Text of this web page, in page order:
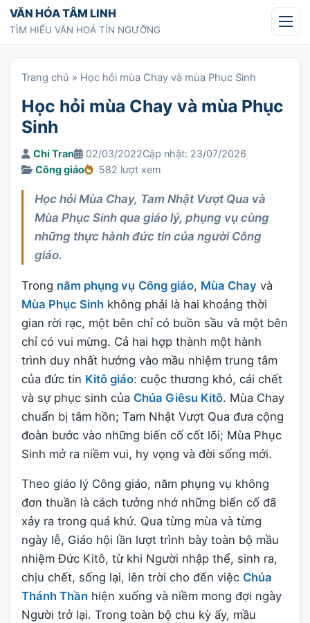
Chuyển tới nội dung
VĂN HÓA TÂM LINH
TÌM HIỂU VĂN HOÁ TÍN NGƯỠNG
Trang chủ » Học hỏi mùa Chay và mùa Phục Sinh
Học hỏi mùa Chay và mùa Phục
Sinh
Chi Tran 02/03/2022Cập nhật: 23/07/2026
Công giáo
582 lượt xem
Học hỏi Mùa Chay, Tam Nhật Vượt Qua và
Mùa Phục Sinh qua giáo lý, phụng vụ cùng
những thực hành đức tin của người Công
giáo.
Trong năm phụng vụ Công giáo, Mùa Chay và
Mùa Phục Sinh không phải là hai khoảng thời
gian rời rạc, một bên chỉ có buồn sầu và một bên
chỉ có vui mừng. Cả hai hợp thành một hành
trình duy nhất hướng vào mầu nhiệm trung tâm
của đức tin Kitô giáo: cuộc thương khó, cái chết
và sự phục sinh của Chúa Giêsu Kitô. Mùa Chay
chuẩn bị tâm hồn; Tam Nhật Vượt Qua đưa cộng
đoàn bước vào những biến cố cốt lõi; Mùa Phục
Sinh mở ra niềm vui, hy vọng và đời sống mới.
Theo giáo lý Công giáo, năm phụng vụ không
đơn thuần là cách tưởng nhớ những biến cố đã
xảy ra trong quá khứ. Qua từng mùa và từng
ngày lễ, Giáo hội lần lượt trình bày toàn bộ mầu
nhiệm Đức Kitô, từ khi Người nhập thể, sinh ra,
chịu chết, sống lại, lên trời cho đến việc Chúa
Thánh Thần hiện xuống và niềm mong đợi ngày
Người trở lại. Trong toàn bộ chu kỳ ấy, mầu